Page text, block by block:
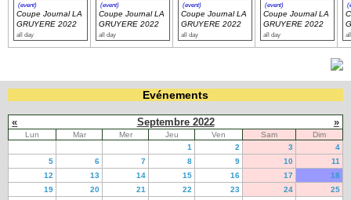
(event)
Coupe Journal LA
GRUYERE 2022
all day
(event)
Coupe Journal LA
GRUYERE 2022
all day
(event)
Coupe Journal LA
GRUYERE 2022
all day
(event)
Coupe Journal LA
GRUYERE 2022
all day
Evénements
« Septembre 2022 »
Lun Mar Mer Jeu Ven Sam
Dim
1
2 3
4
5
6 7 8 9 10
11
12
13 14 15 16 17
18
19
20 21 22 23 24
25